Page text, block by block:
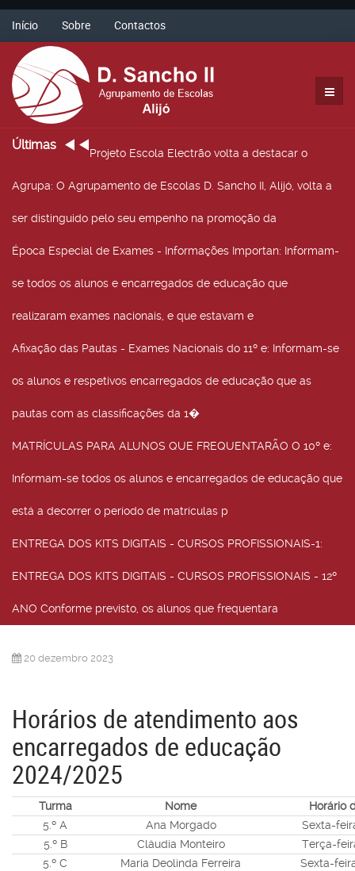
Início Sobre Contactos
Últimas
Projeto Escola Electrão volta a destacar o
Agrupa: O Agrupamento de Escolas D. Sancho II, Alijó, volta a
ser distinguido pelo seu empenho na promoção da
Época Especial de Exames - Informações Importan: Informam-
se todos os alunos e encarregados de educação que
realizaram exames nacionais, e que estavam e
Afixação das Pautas - Exames Nacionais do 11º e: Informam-se
os alunos e respetivos encarregados de educação que as
pautas com as classificações da 1�
MATRÍCULAS PARA ALUNOS QUE FREQUENTARÃO O 10º e:
Informam-se todos os alunos e encarregados de educação que
está a decorrer o período de matrículas p
ENTREGA DOS KITS DIGITAIS - CURSOS PROFISSIONAIS-1:
ENTREGA DOS KITS DIGITAIS - CURSOS PROFISSIONAIS - 12º
ANO Conforme previsto, os alunos que frequentara
20 dezembro 2023
Horários de atendimento aos
encarregados de educação
2024/2025
Turma Nome
Horário
5.º A
Ana Morgado
Sexta-
5.º B
Cláudia Monteiro
Terça-
5.º C
Maria Deolinda Ferreira
Sexta-